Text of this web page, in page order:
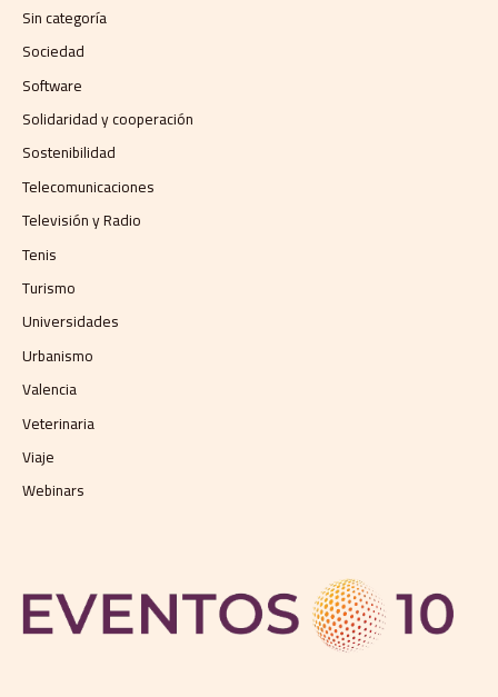
Sin categoría
Sociedad
Software
Solidaridad y cooperación
Sostenibilidad
Telecomunicaciones
Televisión y Radio
Tenis
Turismo
Universidades
Urbanismo
Valencia
Veterinaria
Viaje
Webinars